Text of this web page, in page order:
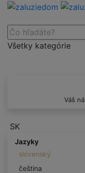
Všetky kategórie
Váš
SK
Jazyky
slovenský
čeština